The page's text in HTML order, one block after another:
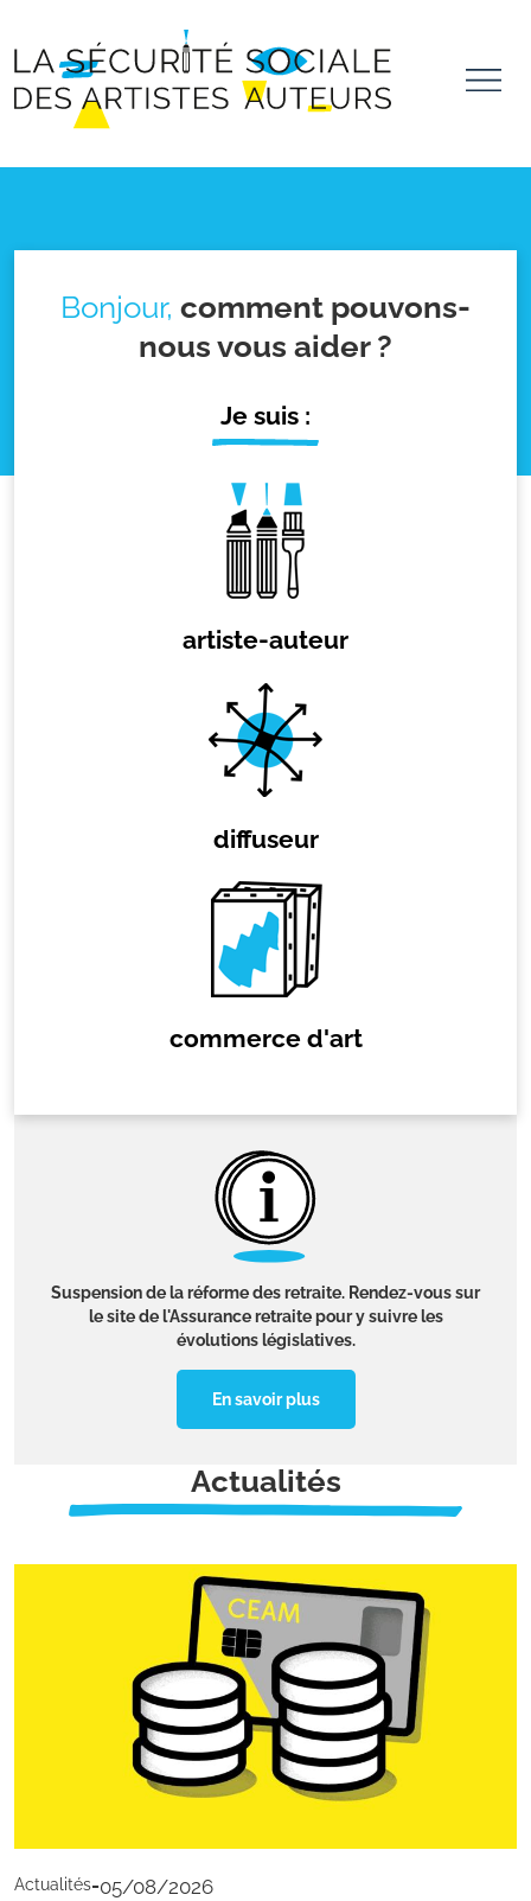
Bonjour, comment pouvons-
nous vous aider ?
Je suis :
artiste-auteur
diffuseur
commerce d'art
Suspension de la réforme des retraite. Rendez-vous sur
le site de l'Assurance retraite pour y suivre les
évolutions législatives.
En savoir plus
Actualités
Actualités-05/08/2026